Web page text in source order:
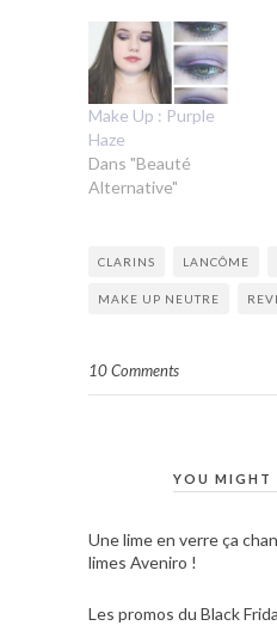
Make Up : Purple
Haze
Dans "Beauté
Alternative"
CLARINS LANCÔME
MAKE UP NEUTRE
10 Comments
YOU MIGHT
Une lime en verre ça
limes Aveniro !
Les promos du Black